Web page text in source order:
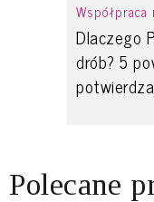
Współpraca
Dlaczego
drób? 5
Polecane